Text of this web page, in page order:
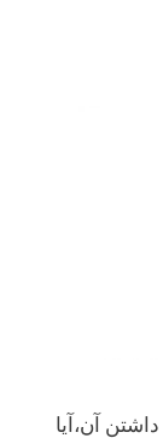
آن،آیا